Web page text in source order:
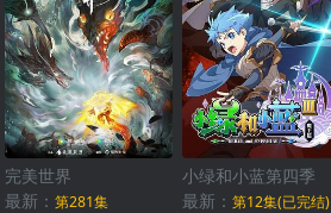
完美世界
最新： 第281集
小绿和小蓝第四季
最新：第12集(已完结)